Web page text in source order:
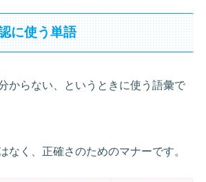
に使う単語
からない、というときに使う語彙で
なく、正確さのためのマナーです。